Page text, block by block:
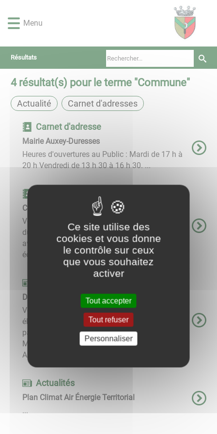
d'accès
rapide
d'accès
rapide
principal
d'accès
rapide
recherche
d'accès
rapide
Menu
Résultats
4résultat(s) pour le terme "Commune"
Actualité Carnet d'adresses
Carnet d'adresse
Mairie Auxey-Duresses
Heures d'ouvertures au Public : Mardi de 17 h à
20 h ​​​​​​​ Vendredi de 13 h 30 à 16 h 30. ...
Contact Webmaster
Vous souhaitez contacter l'équipe de rédaction
du site pour soumettre une suggestion, un
avis... n'hésitez pas, nous sommes à votre
écoute. ...
DOSSIER ENQUÊTE PUBLIQUE
Vous trouverez ci-dessous l'ensemble des
éléments du dossier sachant qu'une version
papier est à votre disposition au secrétariat de
Mairie. Anciens plans : Alignement feuille 1
Alignement feuille 2 ...
Actualités
Plan Climat Air Énergie Territorial
...
Ce site utilise des
cookies et vous donne
le contrôle sur ceux
que vous souhaitez
activer
Tout accepter
Tout refuser
Personnaliser